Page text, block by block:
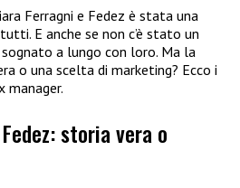
Ferragni e Fedez è stata una
E anche se non c’è stato un
a lungo con loro. Ma la
o una scelta di marketing? Ecco i
manager.
storia vera o